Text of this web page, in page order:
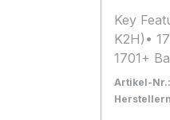
Key
K2H)•
1701+
Watts)•
BNCA•
Artikel-Nr.: